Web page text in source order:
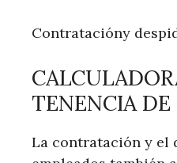
Contratacióny
TENENCIA
La contratación y el